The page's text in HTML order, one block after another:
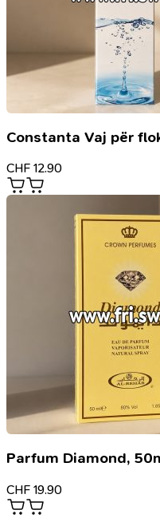
Constanta Vaj për
CHF 12.90
Parfum Diamond,
CHF 19.90